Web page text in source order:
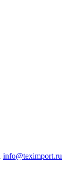
info@teximport.ru